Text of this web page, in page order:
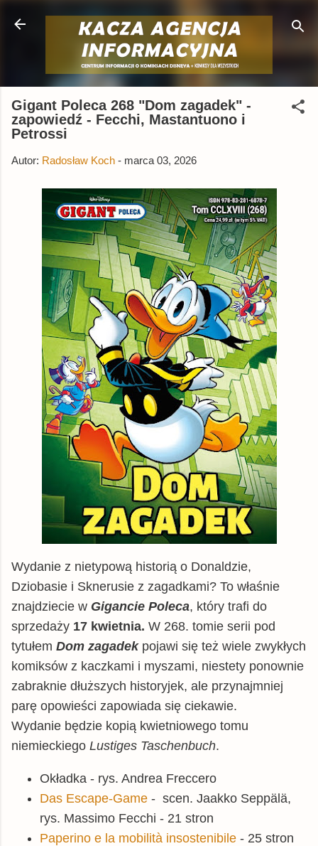
Przejdź do głównej zawartości
Gigant Poleca 268 "Dom zagadek" -
zapowiedź - Fecchi, Mastantuono i
Petrossi
Autor: Radosław Koch - marca 03, 2026
Wydanie z nietypową historią o Donaldzie,
Dziobasie i Sknerusie z zagadkami? To właśnie
znajdziecie w Gigancie Poleca, który trafi do
sprzedaży 17 kwietnia. W 268. tomie serii pod
tytułem Dom zagadek pojawi się też wiele zwykłych
komiksów z kaczkami i myszami, niestety ponownie
zabraknie dłuższych historyjek, ale przynajmniej
parę opowieści zapowiada się ciekawie.
Wydanie będzie kopią kwietniowego tomu
niemieckiego Lustiges Taschenbuch.
Okładka - rys. Andrea Freccero
Das Escape-Game - scen. Jaakko Seppälä,
rys. Massimo Fecchi - 21 stron
Paperino e la mobilità insostenibile - 25 stron